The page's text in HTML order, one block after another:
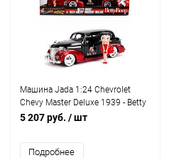
Машина Jada 1:24 Chevrolet
Chevy Master Deluxe 1939 - Betty
Boop (с фигуркой Бетти Буп)
5 207 руб. / шт
Подробнее